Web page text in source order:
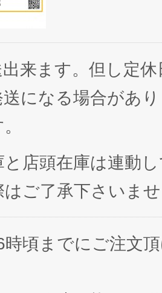
来ます。但し定休
になる場合があ
と店頭在庫は連動
はご了承下さいま
時頃までにご注文